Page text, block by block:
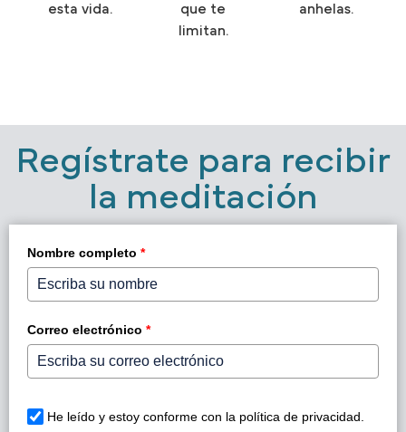
esta vida.
que te
limitan.
anhelas.
Nombre completo *
Correo electrónico *
He leído y estoy conforme con la política de privacidad.
Regístrate para recibir
la meditación